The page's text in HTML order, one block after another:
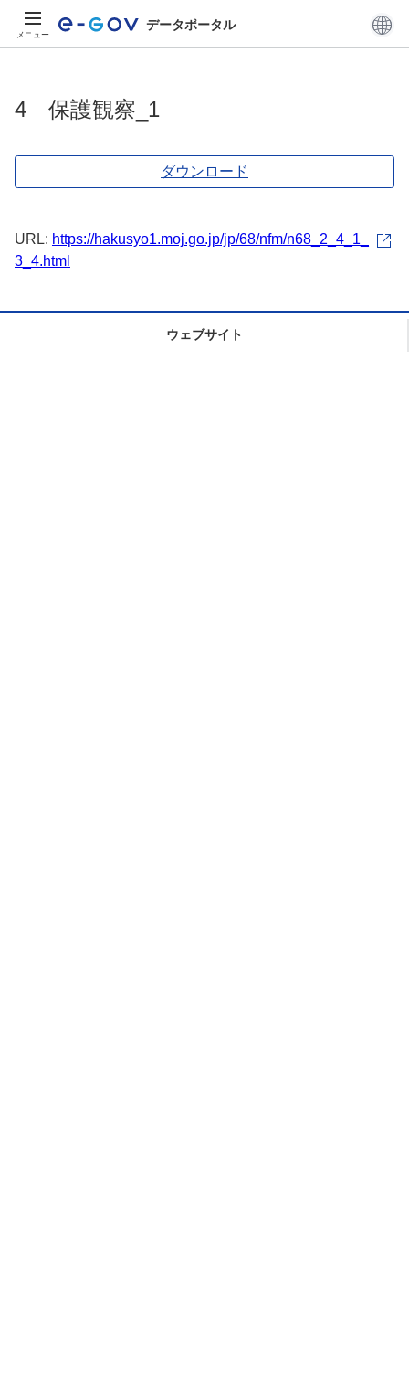
メニュー
データポータル
4 保護観察_1
ダウンロード
URL: https://hakusyo1.moj.go.jp/jp/68/nfm/n68_2_4_1_
3_4.html
ウェブサイト